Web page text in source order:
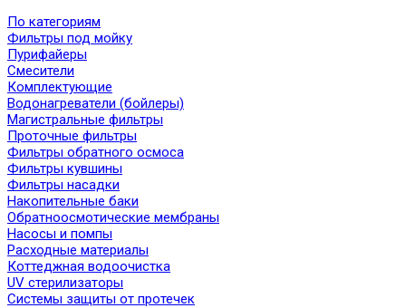
По категориям
Фильтры под мойку
Пурифайеры
Смесители
Комплектующие
Водонагреватели (бойлеры)
Магистральные фильтры
Проточные фильтры
Фильтры обратного осмоса
Фильтры кувшины
Фильтры насадки
Накопительные баки
Обратноосмотические мембраны
Насосы и помпы
Расходные материалы
Коттеджная водоочистка
UV стерилизаторы
Системы защиты от протечек